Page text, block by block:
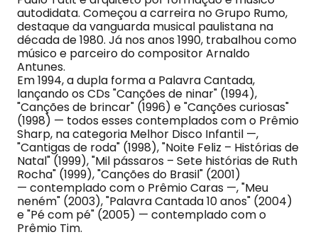
autodidata. Começou a carreira no Grupo Rumo,
destaque da vanguarda musical paulistana na
década de 1980. Já nos anos 1990, trabalhou como
músico e parceiro do compositor Arnaldo
Antunes.
Em 1994, a dupla forma a Palavra Cantada,
lançando os CDs "Canções de ninar" (1994),
"Canções de brincar" (1996) e "Canções curiosas"
(1998) — todos esses contemplados com o Prêmio
Sharp, na categoria Melhor Disco Infantil —,
"Cantigas de roda" (1998), "Noite Feliz – Histórias de
Natal" (1999), "Mil pássaros – Sete histórias de Ruth
Rocha" (1999), "Canções do Brasil" (2001)
— contemplado com o Prêmio Caras —, "Meu
neném" (2003), "Palavra Cantada 10 anos" (2004)
e "Pé com pé" (2005) — contemplado com o
Prêmio Tim.